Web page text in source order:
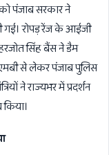
पंजाब सरकार ने
गई। रोपड़ रेंज के आईजी
सिंह बैंस ने डैम
से लेकर पंजाब पुलिस
ने राज्यभर में प्रदर्शन